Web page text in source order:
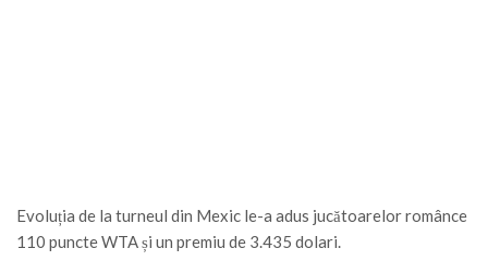
Evoluția de la turneul din Mexic le-a adus jucătoarelor românce
110 puncte WTA și un premiu de 3.435 dolari.